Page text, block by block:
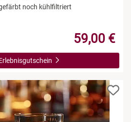
noch kühlfiltriert
59,00 €